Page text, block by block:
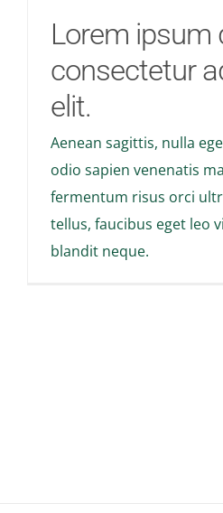
Lorem ipsum
consectetur
elit.
Aenean sagittis, nulla
odio sapien venenatis
fermentum risus orci
tellus, faucibus eget leo
blandit neque.